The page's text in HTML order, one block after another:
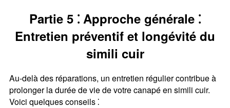
Partie 5 ⁚ Approche générale ⁚
Entretien préventif et longévité du
simili cuir
Au-delà des réparations, un entretien régulier contribue à
prolonger la durée de vie de votre canapé en simili cuir.
Voici quelques conseils ⁚